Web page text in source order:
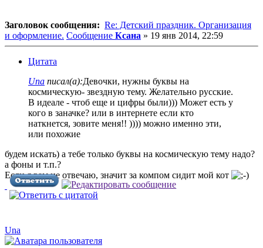
Заголовок сообщения: Re: Детский праздник. Организация
и оформление. Сообщение Ксана » 19 янв 2014, 22:59
Цитата
Una писал(а):Девочки, нужны буквы на
космическую- звездную тему. Желательно русские.
В идеале - чтоб еще и цифры были))) Может есть у
кого в заначке? или в интернете если кто
наткнется, зовите меня!! )))) можно именно эти,
или похожие
будем искать) а тебе только буквы на космическую тему надо?
а фоны и т.п.?
Если я вам не отвечаю, значит за компом сидит мой кот
Una